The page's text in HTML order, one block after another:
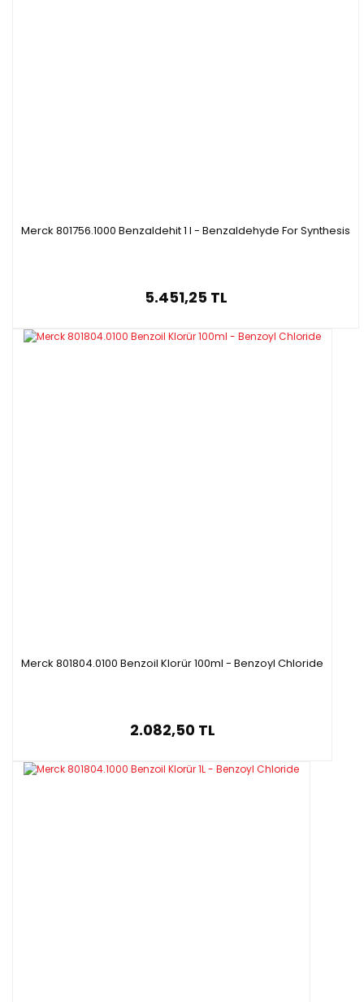
Merck 801756.1000 Benzaldehit 1 l - Benzaldehyde For Synthesis
5.451,25 TL
Merck 801804.0100 Benzoil Klorür 100ml - Benzoyl Chloride
2.082,50 TL